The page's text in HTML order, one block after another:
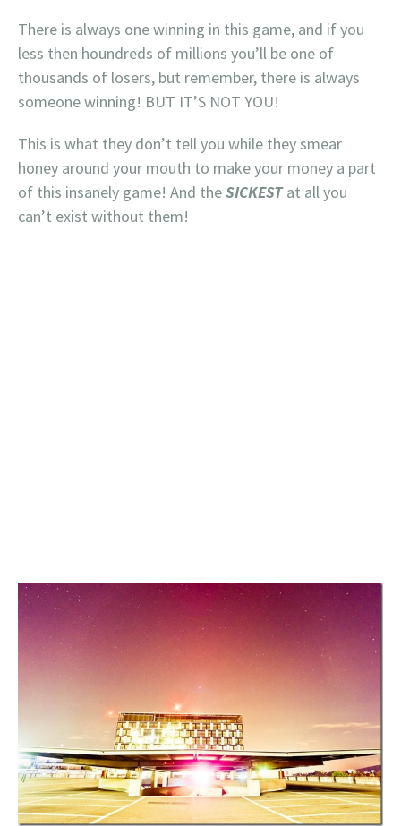
There is always one winning in this game, and if you
less then houndreds of millions you’ll be one of
thousands of losers, but remember, there is always
someone winning! BUT IT’S NOT YOU!
This is what they don’t tell you while they smear
honey around your mouth to make your money a part
of this insanely game! And theSICKESTat all you
can’t exist without them!